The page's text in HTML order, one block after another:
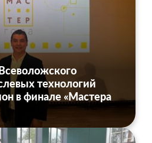
технологий
в финале «Мастера